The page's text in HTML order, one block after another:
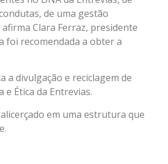
de uma gestão
Clara Ferraz, presidente
foi recomendada a obter a
divulgação e reciclagem de
Ética da Entrevias.
em uma estrutura que